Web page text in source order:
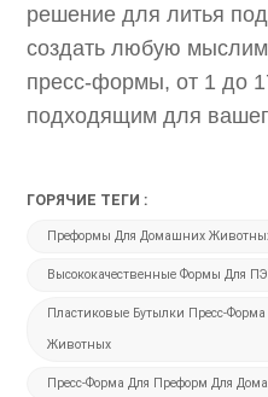
решение для литья
создать любую
пресс-формы, от 1 до
подходящим для
ГОРЯЧИЕ ТЕГИ :
Преформы Для Домашних
Высококачественные Формы Для
Пластиковые Бутылки Пресс-
Животных
Пресс-Форма Для Преформ Для